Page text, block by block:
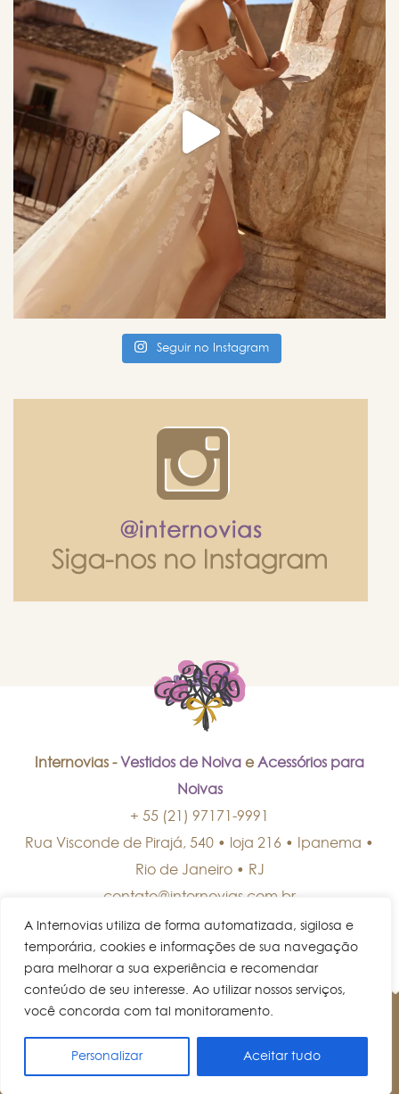
A Internovias utiliza de forma automatizada, sigilosa e
temporária, cookies e informações de sua navegação
para melhorar a sua experiência e recomendar
conteúdo de seu interesse. Ao utilizar nossos serviços,
você concorda com tal monitoramento.
Personalizar Aceitar tudo
Seguir no Instagram
Internovias -Vestidos de Noiva e Acessórios para
Noivas
+ 55 (21) 97171-9991
Rua Visconde de Pirajá, 540 • loja 216 • Ipanema •
Rio de Janeiro• RJ
contato@internovias.com.br
AGENDE UM HORÁRIO!